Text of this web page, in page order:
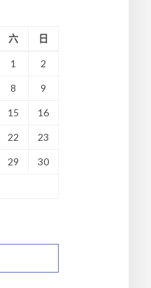
六 日
1 2
8 9
15 16
22 23
29 30